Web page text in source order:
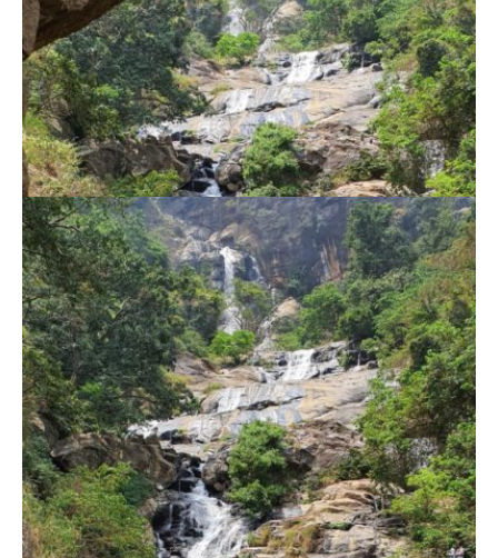
Goga i ja ostali smo na platformi gdje su nam društvo radili majmuni